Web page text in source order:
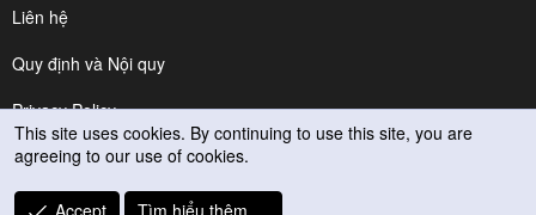
Liên hệ
Quy định và Nội quy
Privacy Policy
Trợ giúp
R
This site uses cookies. By continuing to use this site, you are
agreeing to our use of cookies.
Accept Tìm hiểu thêm.…